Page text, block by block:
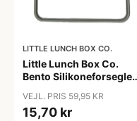
LITTLE LUNCH BOX CO.
Little Lunch Box Co.
Bento Silikoneforsegler
VEJL. PRIS 59,95 KR
15,70 kr